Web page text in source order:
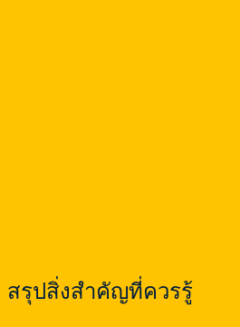
สรุปสิ่งสำคัญที่ควรรู้